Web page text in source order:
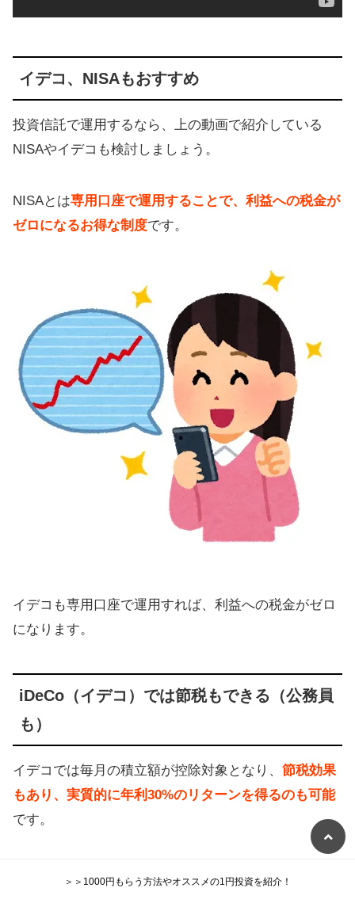
イデコ、NISAもおすすめ
投資信託で運用するなら、上の動画で紹介している
NISAやイデコも検討しましょう。
NISAとは専用口座で運用することで、利益への税金が
ゼロになるお得な制度です。
イデコも専用口座で運用すれば、利益への税金がゼロ
になります。
iDeCo（イデコ）では節税もできる（公務員
も）
イデコでは毎月の積立額が控除対象となり、 節税効果
もあり、実質的に年利30%のリターンを得るのも可能
です。
＞＞1000円もらう方法やオススメの1円投資を紹介！